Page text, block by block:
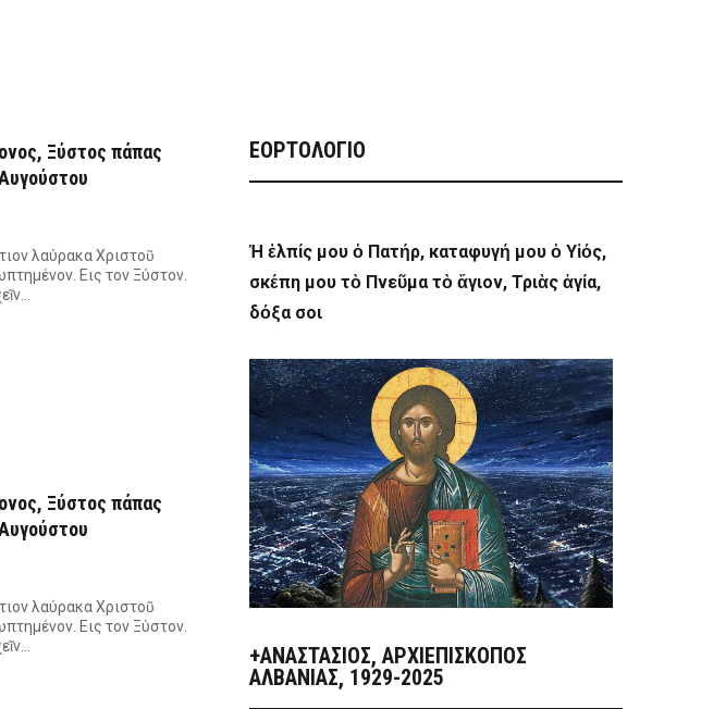
Ξύστος πάπας
λαύρακα Χριστοῦ
Eις τον Ξύστον.
Ξύστος πάπας
λαύρακα Χριστοῦ
Eις τον Ξύστον.
ΕΟΡΤΟΛΟΓΙΟ
Ἡ ἐλπίς μου ὁ Πατήρ, καταφυγή μου ὁ Υἱός,
σκέπη μου τὸ Πνεῦμα τὸ ἅγιον, Τριὰς ἁγία,
δόξα σοι
+ΑΝΑΣΤΆΣΙΟΣ, ΑΡΧΙΕΠΊΣΚΟΠΟΣ
ΑΛΒΑΝΊΑΣ, 1929-2025